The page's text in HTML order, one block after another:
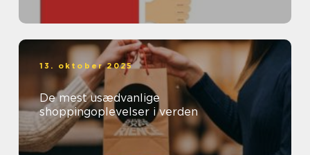
13. oktober 2025
De mest usædvanlige
shoppingoplevelser i verden